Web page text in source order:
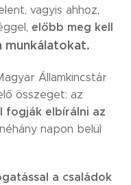
vagyis ahhoz,
előbb meg kell
munkálatokat.
Államkincstár
összeget: az
fogják elbírálni az
napon belül
a családok